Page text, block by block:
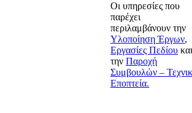
Οι υπηρεσίες που
παρέχει
περιλαμβάνουν την
Υλοποίηση Έργων,
Εργασίες Πεδίου και
την Παροχή
Συμβουλών –
Εποπτεία.